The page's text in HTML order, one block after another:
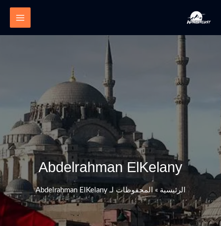
إلى
Abdelrahman ElKelany
الرئيسية » المحفوظات لـ Abdelrahman ElKelany